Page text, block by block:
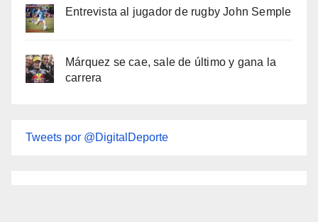
Entrevista al jugador de rugby John Semple
Márquez se cae, sale de último y gana la
carrera
Tweets por @DigitalDeporte